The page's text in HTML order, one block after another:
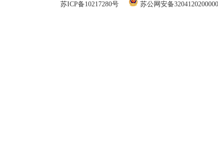
苏ICP备10217280号
苏公网安备